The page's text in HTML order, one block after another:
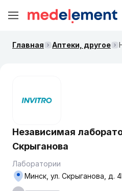
Главная Аптеки, другое
Независимая
Скрыганова
Лаборатории
Минск, ул. Скрыганова, д.